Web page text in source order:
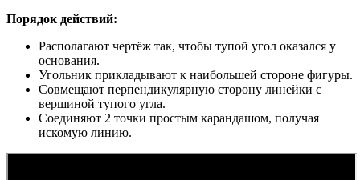
Порядок действий:
Располагают чертёж так, чтобы тупой угол оказался у
основания.
Угольник прикладывают к наибольшей стороне фигуры.
Совмещают перпендикулярную сторону линейки с
вершиной тупого угла.
Соединяют 2 точки простым карандашом, получая
искомую линию.